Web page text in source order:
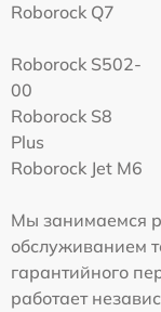
Roborock Q7
Roborock S502-
00
Roborock S8
Plus
Roborock Jet M6
Мы занимаемся
обслуживанием
гарантийного
работает